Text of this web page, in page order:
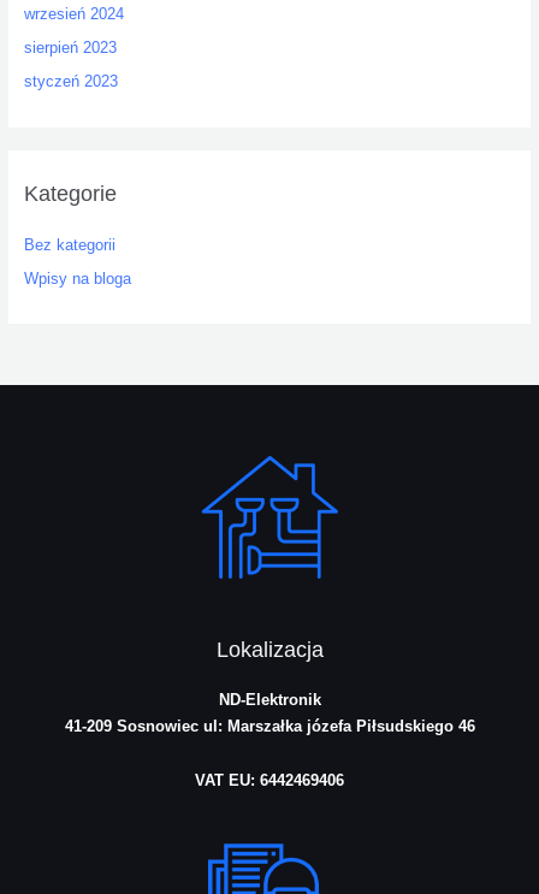
wrzesień 2024
sierpień 2023
styczeń 2023
Kategorie
Bez kategorii
Wpisy na bloga
Lokalizacja
ND-Elektronik
41-209 Sosnowiec ul: Marszałka józefa Piłsudskiego 46
VAT EU: 6442469406